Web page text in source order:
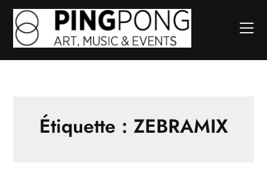
Skip
content
Étiquette : ZEBRAMIX